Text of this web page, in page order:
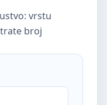
vrstu
broj